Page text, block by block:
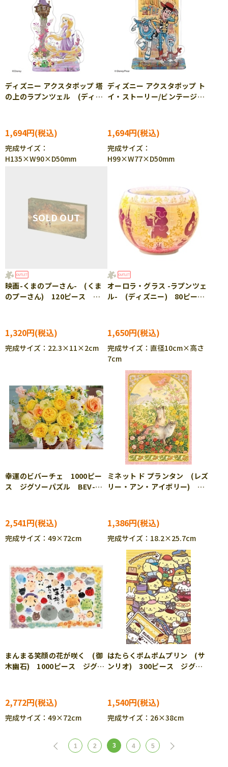
ディズニー アクスタポップ 塔
の上のラプンツェル (ディズ
1,694円
完成サイズ：
H135×W90×D50mm
ディズニー アクスタポップ ト
イ・ストーリー/ビンテージ
1,694円
完成サイズ：
H99×W77×D50mm
映画-くまのプーさん- (くま
のプーさん) 120ピース ジ
1,320円
完成サイズ：22.3×11×2cm
オーロラ・グラス -ラプンツェ
ル- (ディズニー) 80ピー
1,650円
完成サイズ：直径10cm×高さ
7cm
幸運のビバーチェ 1000ピー
ス ジグソーパズル BEV-
2,541円
完成サイズ：49×72cm
ミネット ド プランタン (レズ
リー・アン・アイボリー)
1,386円
完成サイズ：18.2×25.7cm
まんまる笑顔の花が咲く (御
木幽石) 1000ピース ジグソ
2,772円
完成サイズ：49×72cm
はたらくポムポムプリン (サ
ンリオ) 300ピース ジグソ
1,540円
完成サイズ：26×38cm
1 2 3 4 5